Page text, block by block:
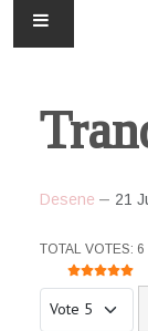
CASA
DOWNLOAD
Desene 21
USER RATING: 5
TOTAL VOTES: 6